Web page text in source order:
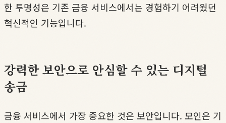
한 투명성은 기존 금융 서비스에서는 경험하기 어려웠던
혁신적인 기능입니다.
강력한 보안으로 안심할 수 있는 디지털
송금
금융 서비스에서 가장 중요한 것은 보안입니다. 모인은 기